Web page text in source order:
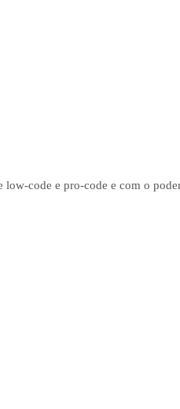
low-code e pro-code e com o